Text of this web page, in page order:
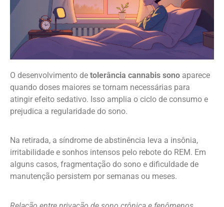
O desenvolvimento de tolerância cannabis sono aparece
quando doses maiores se tornam necessárias para
atingir efeito sedativo. Isso amplia o ciclo de consumo e
prejudica a regularidade do sono.
Na retirada, a síndrome de abstinência leva a insônia,
irritabilidade e sonhos intensos pelo rebote do REM. Em
alguns casos, fragmentação do sono e dificuldade de
manutenção persistem por semanas ou meses.